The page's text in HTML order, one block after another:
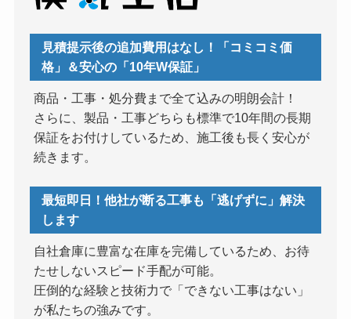
見積提示後の追加費用はなし！「コミコミ価
格」＆安心の「10年W保証」
商品・工事・処分費まで全て込みの明朗会計！
さらに、製品・工事どちらも標準で10年間の長期
保証をお付けしているため、施工後も長く安心が
続きます。
最短即日！他社が断る工事も「逃げずに」解決
します
自社倉庫に豊富な在庫を完備しているため、お待
たせしないスピード手配が可能。
圧倒的な経験と技術力で「できない工事はない」
が私たちの強みです。